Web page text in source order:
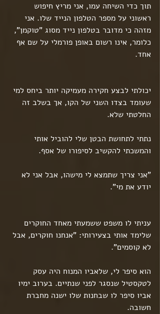
תוך כדי השיחה עמו, אני מריץ חיפוש
ראשוני על מספר הטלפון הנייד שלו. אני
מזהה כי מדובר בטלפון נייד מסוג "טוקמן",
כלומר, אינו רשום באופן פורמלי על שם אף
אחד.
יכולתי לבצע חקירה מעמיקה יותר ביחס למי
שעומד בצדו השני של הקו, אך בשלב זה
החלטתי שלא.
נתתי לתחושת הבטן שלי להוביל אותי
והמשכתי להקשיב לסיפורו של אסף.
"אני צריך שתמצא לי מישהו, אבל אני לא
יודע את מי".
עניתי לו משפט ששמעתי מאחד החוקרים
שלימד אותי בצעירותי: "אנחנו חוקרים, אבל
לא קוסמים".
הוא סיפר לי, שלאביו המנוח היה עסק
לטקסטיל שנסגר לפני שנתיים. בערוב ימיו
אביו סיפר לו שבחנות שלו ישנה מחברת
חשובה.